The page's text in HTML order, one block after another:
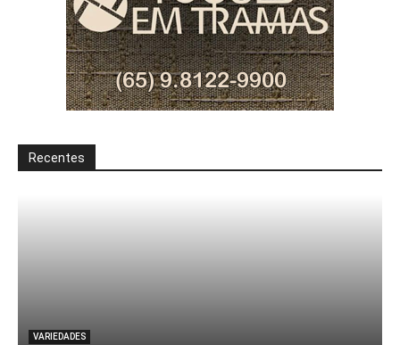
Recentes
VARIEDADES